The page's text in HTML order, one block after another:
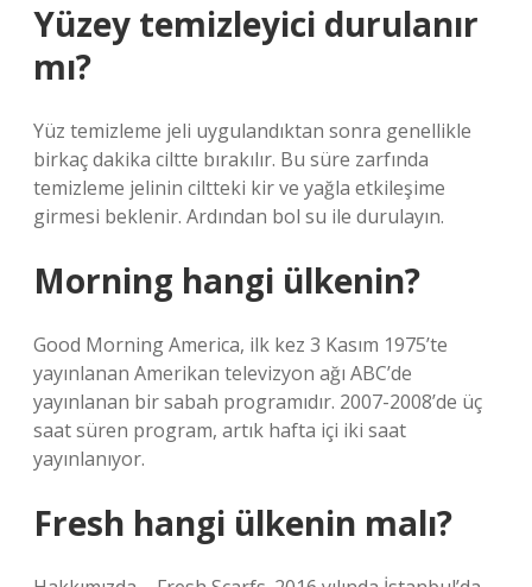
Yüzey temizleyici durulanır
mı?
Yüz temizleme jeli uygulandıktan sonra genellikle
birkaç dakika ciltte bırakılır. Bu süre zarfında
temizleme jelinin ciltteki kir ve yağla etkileşime
girmesi beklenir. Ardından bol su ile durulayın.
Morning hangi ülkenin?
Good Morning America, ilk kez 3 Kasım 1975’te
yayınlanan Amerikan televizyon ağı ABC’de
yayınlanan bir sabah programıdır. 2007-2008’de üç
saat süren program, artık hafta içi iki saat
yayınlanıyor.
Fresh hangi ülkenin malı?